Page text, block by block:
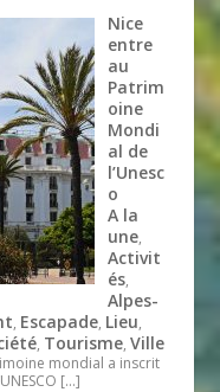
Nice
entre
au
Patrim
oine
Mondi
al de
l’Unesc
o
A la
une,
Activit
és,
Alpes-
, Escapade, Lieu,
, Tourisme,Ville
mondial a inscrit
[…]